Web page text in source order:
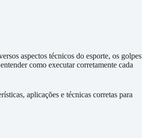
aspectos técnicos do esporte, os golpes
como executar corretamente cada
aplicações e técnicas corretas para